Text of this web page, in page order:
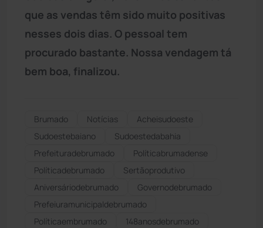
que as vendas têm sido muito positivas
nesses dois dias. O pessoal tem
procurado bastante. Nossa vendagem tá
bem boa, finalizou.
Brumado Notícias
Acheisudoeste
Sudoestebaiano
Sudoestedabahia
Prefeituradebrumado
Políticabrumadense
Políticadebrumado
Sertãoprodutivo
Aniversáriodebrumado
Governodebrumado
Prefeiuramunicipaldebrumado
Políticaembrumado
148anosdebrumado